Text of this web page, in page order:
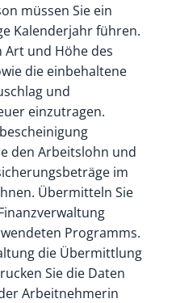
müssen Sie ein
Kalenderjahr führen.
und Höhe des
die einbehaltene
und
einzutragen.
den Arbeitslohn und
im
Übermitteln Sie
Programms.
die Übermittlung
Sie die Daten
Arbeitnehmerin